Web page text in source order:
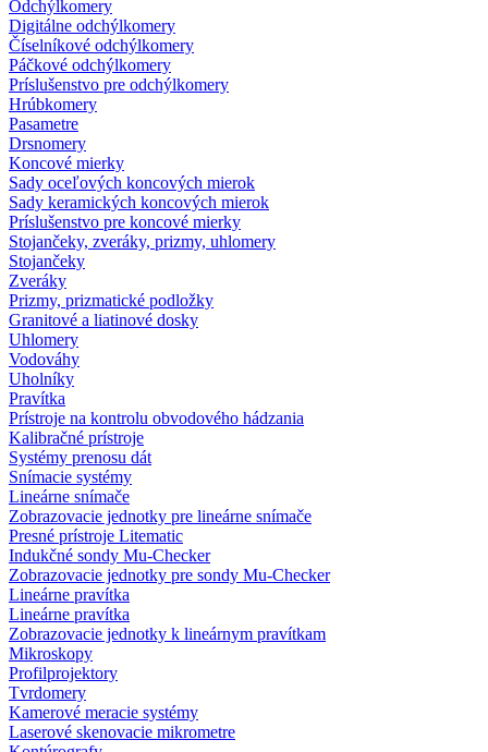
Odchýlkomery
Digitálne odchýlkomery
Číselníkové odchýlkomery
Páčkové odchýlkomery
Príslušenstvo pre odchýlkomery
Hrúbkomery
Pasametre
Drsnomery
Koncové mierky
Sady oceľových koncových mierok
Sady keramických koncových mierok
Príslušenstvo pre koncové mierky
Stojančeky, zveráky, prizmy, uhlomery
Stojančeky
Zveráky
Prizmy, prizmatické podložky
Granitové a liatinové dosky
Uhlomery
Vodováhy
Uholníky
Pravítka
Prístroje na kontrolu obvodového hádzania
Kalibračné prístroje
Systémy prenosu dát
Snímacie systémy
Lineárne snímače
Zobrazovacie jednotky pre lineárne snímače
Presné prístroje Litematic
Indukčné sondy Mu-Checker
Zobrazovacie jednotky pre sondy Mu-Checker
Lineárne pravítka
Lineárne pravítka
Zobrazovacie jednotky k lineárnym pravítkam
Mikroskopy
Profilprojektory
Tvrdomery
Kamerové meracie systémy
Laserové skenovacie mikrometre